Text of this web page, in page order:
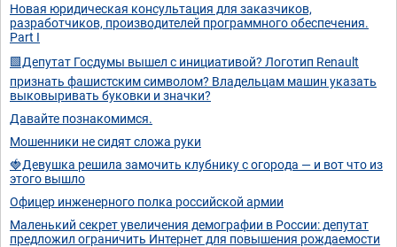
Новая юридическая консультация для заказчиков,
разработчиков, производителей программного обеспечения.
Part I
🟩Депутат Госдумы вышел с инициативой? Логотип Renault
признать фашистским символом? Владельцам машин указать
выковыривать буковки и значки?
Давайте познакомимся.
Мошенники не сидят сложа руки
🍓Девушка решила замочить клубнику с огорода — и вот что из
этого вышло
Офицер инженерного полка российской армии
Маленький секрет увеличения демографии в России: депутат
предложил ограничить Интернет для повышения рождаемости